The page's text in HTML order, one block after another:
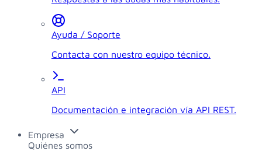
Ayuda / Soporte
Contacta con nuestro equipo técnico.
API
Documentación e integración vía API REST.
Empresa
Quiénes somos